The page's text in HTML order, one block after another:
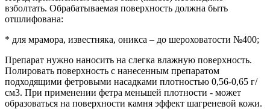
взболтать. Обрабатываемая поверхность должна быть
отшлифована:
* для мрамора, известняка, оникса – до шероховатости №400;
Препарат нужно наносить на слегка влажную поверхность.
Полировать поверхность с нанесенным препаратом
подходящими фетровыми насадками плотностью 0,56-0,65 г/
см3. При применении фетра меньшей плотности - может
образоваться на поверхности камня эффект шагреневой кожи.